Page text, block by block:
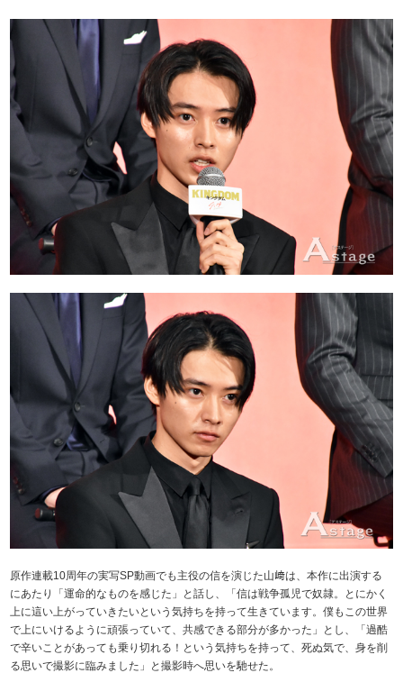
原作連載10周年の実写SP動画でも主役の信を演じた山﨑は、本作に出演する
にあたり「運命的なものを感じた」と話し、「信は戦争孤児で奴隷。とにかく
上に這い上がっていきたいという気持ちを持って生きています。僕もこの世界
で上にいけるように頑張っていて、共感できる部分が多かった」とし、「過酷
で辛いことがあっても乗り切れる！という気持ちを持って、死ぬ気で、身を削
る思いで撮影に臨みました」と撮影時へ思いを馳せた。